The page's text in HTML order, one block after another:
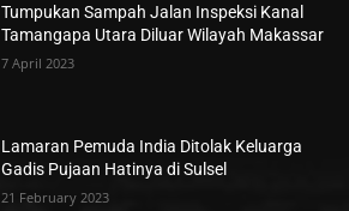
Tumpukan Sampah Jalan Inspeksi Kanal
Tamangapa Utara Diluar Wilayah Makassar
7 April 2023
Lamaran Pemuda India Ditolak Keluarga
Gadis Pujaan Hatinya di Sulsel
21 February 2023